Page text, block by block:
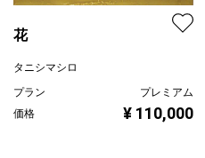
花
タニシマシロ
プラン
プレミアム
価格
¥ 110,000